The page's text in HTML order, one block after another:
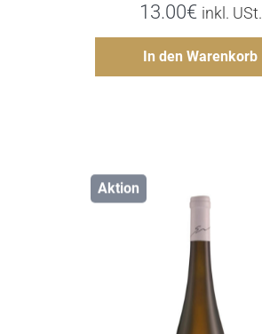
13.00€ inkl. USt.
In den Warenkorb
Aktion
Details